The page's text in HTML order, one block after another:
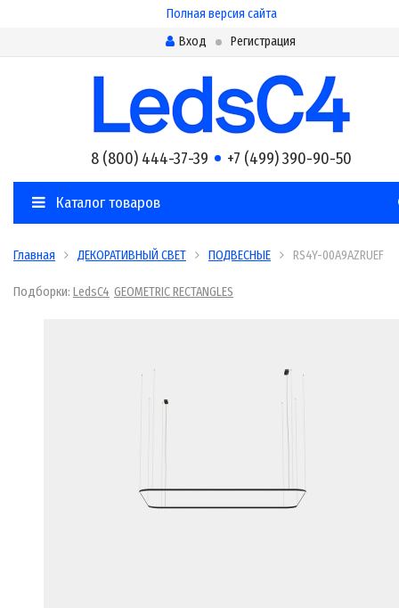
Полная версия сайта
Вход
Регистрация
8 (800) 444-37-39 +7 (499) 390-90-50
Каталог товаров
Главная ДЕКОРАТИВНЫЙ СВЕТ ПОДВЕСНЫЕ RS4Y-00A9AZRUEF
Подборки: LedsC4 GEOMETRIC RECTANGLES